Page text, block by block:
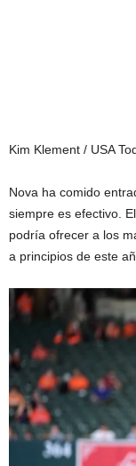
Kim Klement / USA
Nova ha comido
siempre es efectivo.
podría ofrecer a los
a principios de este